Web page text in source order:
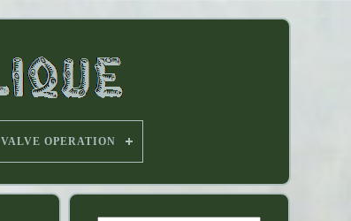
VALVE OPERATION